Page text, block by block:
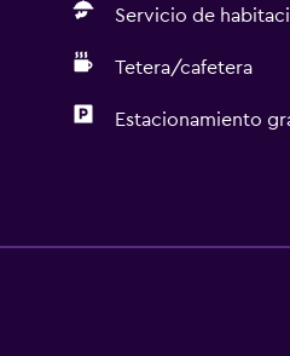
Servicio de
Tetera/cafetera
Estacionamiento
Ducha